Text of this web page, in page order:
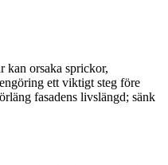
kan orsaka sprickor,
ett viktigt steg före
fasadens livslängd; sänk